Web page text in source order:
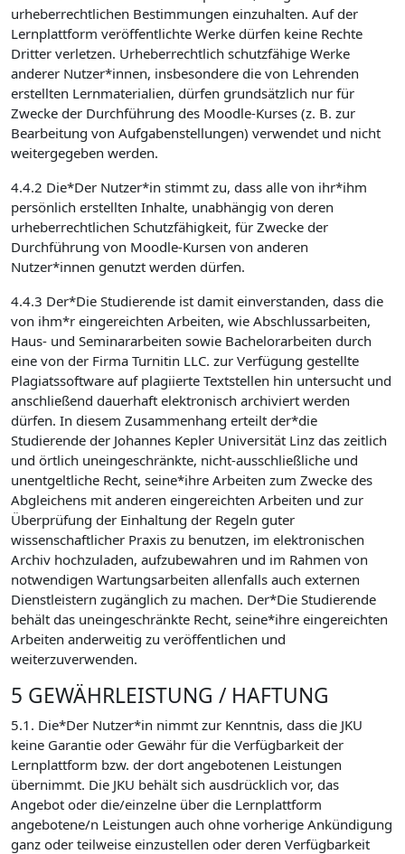
urheberrechtlichen Bestimmungen einzuhalten. Auf der
Lernplattform veröffentlichte Werke dürfen keine Rechte
Dritter verletzen. Urheberrechtlich schutzfähige Werke
anderer Nutzer*innen, insbesondere die von Lehrenden
erstellten Lernmaterialien, dürfen grundsätzlich nur für
Zwecke der Durchführung des Moodle-Kurses (z. B. zur
Bearbeitung von Aufgabenstellungen) verwendet und nicht
weitergegeben werden.
4.4.2 Die*Der Nutzer*in stimmt zu, dass alle von ihr*ihm
persönlich erstellten Inhalte, unabhängig von deren
urheberrechtlichen Schutzfähigkeit, für Zwecke der
Durchführung von Moodle-Kursen von anderen
Nutzer*innen genutzt werden dürfen.
4.4.3 Der*Die Studierende ist damit einverstanden, dass die
von ihm*r eingereichten Arbeiten, wie Abschlussarbeiten,
Haus- und Seminararbeiten sowie Bachelorarbeiten durch
eine von der Firma Turnitin LLC. zur Verfügung gestellte
Plagiatssoftware auf plagiierte Textstellen hin untersucht und
anschließend dauerhaft elektronisch archiviert werden
dürfen. In diesem Zusammenhang erteilt der*die
Studierende der Johannes Kepler Universität Linz das zeitlich
und örtlich uneingeschränkte, nicht-ausschließliche und
unentgeltliche Recht, seine*ihre Arbeiten zum Zwecke des
Abgleichens mit anderen eingereichten Arbeiten und zur
Überprüfung der Einhaltung der Regeln guter
wissenschaftlicher Praxis zu benutzen, im elektronischen
Archiv hochzuladen, aufzubewahren und im Rahmen von
notwendigen Wartungsarbeiten allenfalls auch externen
Dienstleistern zugänglich zu machen. Der*Die Studierende
behält das uneingeschränkte Recht, seine*ihre eingereichten
Arbeiten anderweitig zu veröffentlichen und
weiterzuverwenden.
5 GEWÄHRLEISTUNG / HAFTUNG
5.1. Die*Der Nutzer*in nimmt zur Kenntnis, dass die JKU
keine Garantie oder Gewähr für die Verfügbarkeit der
Lernplattform bzw. der dort angebotenen Leistungen
übernimmt. Die JKU behält sich ausdrücklich vor, das
Angebot oder die/einzelne über die Lernplattform
angebotene/n Leistungen auch ohne vorherige Ankündigung
ganz oder teilweise einzustellen oder deren Verfügbarkeit